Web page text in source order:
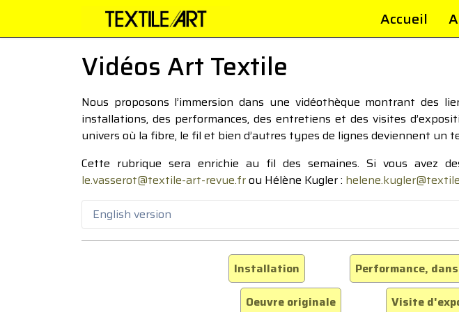
Accueil
Vidéos Art Textile
Nous proposons l’immersion dans une vidéothèque montrant des
installations, des performances, des entretiens et des visites
univers où la fibre, le fil et bien d’autres types de lignes deviennent un
Cette rubrique sera enrichie au fil des semaines. Si vous avez
le.vasserot@textile-art-revue.frou Hélène Kugler :
English version
Installation Performance,
Oeuvre originale
Visite